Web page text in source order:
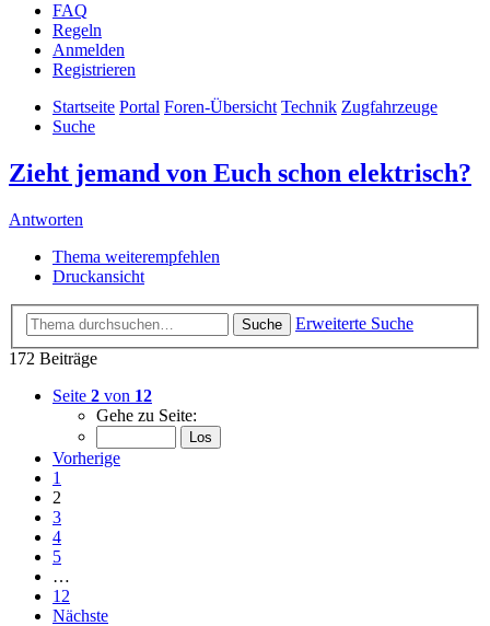
FAQ
Regeln
Anmelden
Registrieren
Startseite Portal Foren-Übersicht Technik Zugfahrzeuge
Suche
Zieht jemand von Euch schon elektrisch?
Antworten
Thema weiterempfehlen
Druckansicht
Suche
Erweiterte Suche
172 Beiträge
Seite 2 von 12
Gehe zu Seite:
Vorherige
1
2
3
4
5
…
12
Nächste